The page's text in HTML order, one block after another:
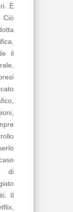
È
Ciò
il
di
Il